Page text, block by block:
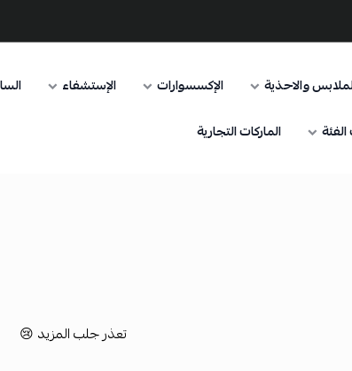
والاحذية الإكسسوارات الإستشفاء
الماركات التجارية
تعذر جلب المزيد 😢